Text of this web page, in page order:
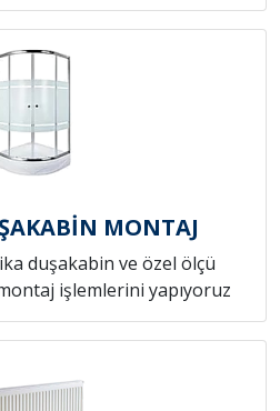
MONTAJ
duşakabin ve özel ölçü
işlemlerini yapıyoruz